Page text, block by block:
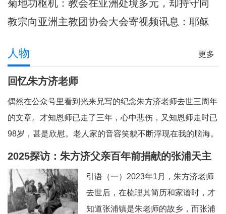
菊地功枢机：教会在亚洲处境多元，却持守同
一信仰
教宗向亚洲主教团协会大会寄视频讯息：耶稣
更多
人物
回忆朱方济老师
偶然在公众号里看到光来兄写的纪念朱方济老师去世三周年
的文章。才知恩师已走了三年，心中悲伤，又知恩师走时已
98岁，甚是欣慰。老人家的音容笑貌不断浮现在我的脑海。
一、和蔼可亲的英语老师——上海教区知识分子的典范。老
永远笑眯眯。但对我们的学习极其认真和严肃
2025探访：朱方济父亲百年前捐献的张浦天主
堂+后记：佘山校友怀念恩师
引语（一）2023年1月，朱方济老师
去世后，在梳理其简历和家谱时，才
知道张浦镇是朱老师的故乡，而张浦